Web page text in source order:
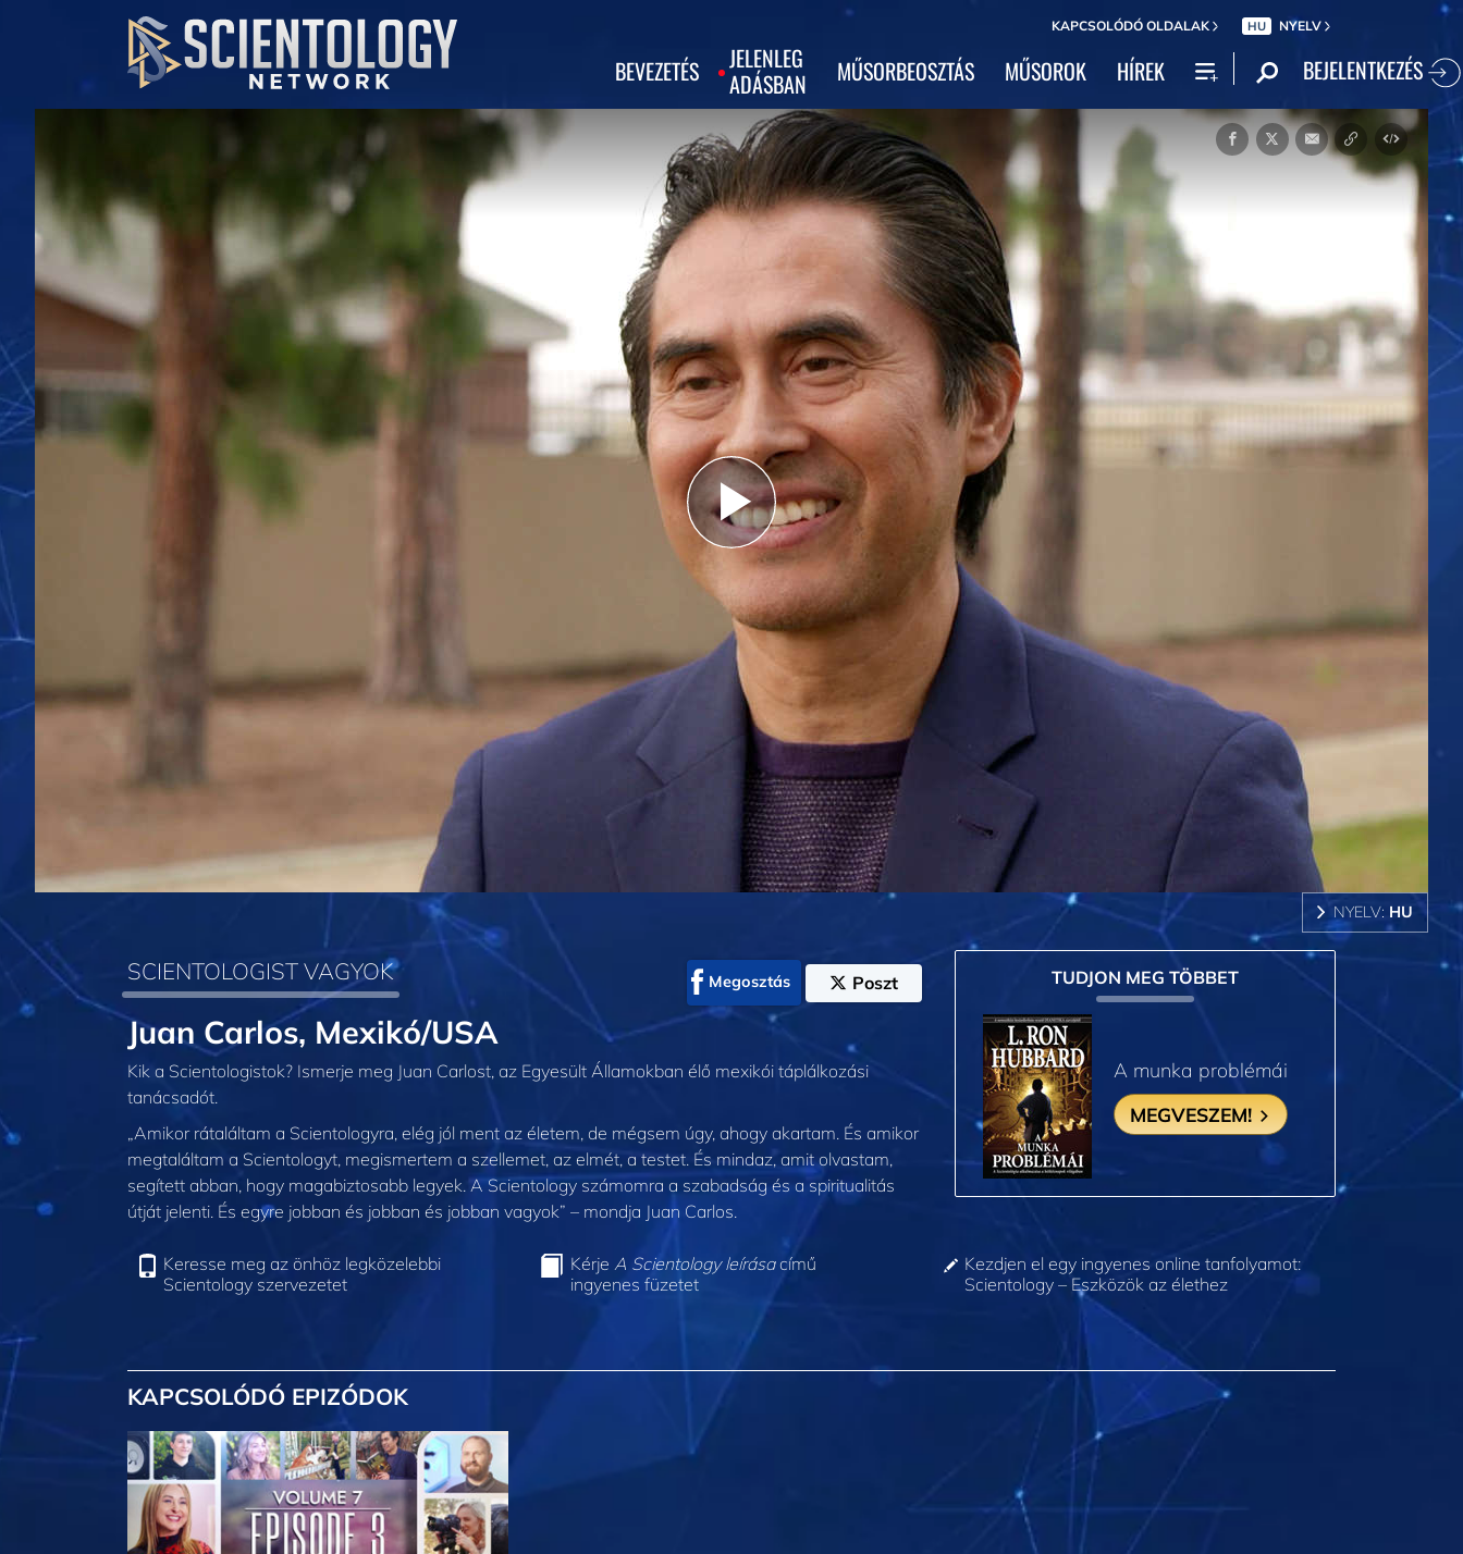
KAPCSOLÓDÓ OLDALAK HU NYELV
BEVEZETÉS
JELENLEG
ADÁSBAN
MŰSORBEOSZTÁS MŰSOROK HÍREK BEJELENTKEZÉS
Play
Video
NYELV: HU
SCIENTOLOGIST VAGYOK Megosztás Poszt
Juan Carlos, Mexikó/USA
Kik a Scientologistok? Ismerje meg Juan Carlost, az Egyesült Államokban élő mexikói táplálkozási
tanácsadót.
„Amikor rátaláltam a Scientologyra, elég jól ment az életem, de mégsem úgy, ahogy akartam. És amikor
megtaláltam a Scientologyt, megismertem a szellemet, az elmét, a testet. És mindaz, amit olvastam,
segített abban, hogy magabiztosabb legyek. A Scientology számomra a szabadság és a spiritualitás
útját jelenti. És egyre jobban és jobban és jobban vagyok” – mondja Juan Carlos.
TUDJON MEG TÖBBET
A munka problémái
MEGVESZEM!
Keresse meg az önhöz legközelebbi
Scientology szervezetet
Kérje A Scientology leírásacímű
ingyenes füzetet
Kezdjen el egy ingyenes online tanfolyamot:
Scientology – Eszközök az élethez
KAPCSOLÓDÓ EPIZÓDOK